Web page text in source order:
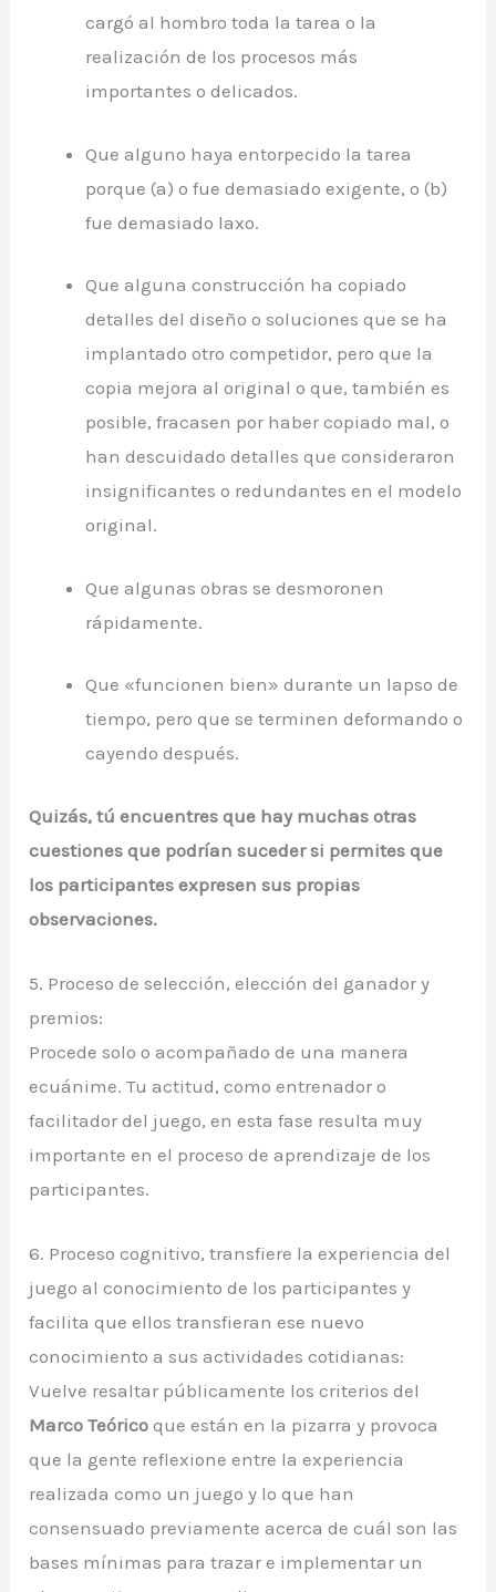
cargó al hombro toda la tarea o la
realización de los procesos más
importantes o delicados.
Que alguno haya entorpecido la tarea
porque (a) o fue demasiado exigente, o (b)
fue demasiado laxo.
Que alguna construcción ha copiado
detalles del diseño o soluciones que se ha
implantado otro competidor, pero que la
copia mejora al original o que, también es
posible, fracasen por haber copiado mal, o
han descuidado detalles que consideraron
insignificantes o redundantes en el modelo
original.
Que algunas obras se desmoronen
rápidamente.
Que «funcionen bien» durante un lapso de
tiempo, pero que se terminen deformando o
cayendo después.
Quizás, tú encuentres que hay muchas otras
cuestiones que podrían suceder si permites que
los participantes expresen sus propias
observaciones.
5. Proceso de selección, elección del ganador y
premios:
Procede solo o acompañado de una manera
ecuánime. Tu actitud, como entrenador o
facilitador del juego, en esta fase resulta muy
importante en el proceso de aprendizaje de los
participantes.
6. Proceso cognitivo, transfiere la experiencia del
juego al conocimiento de los participantes y
facilita que ellos transfieran ese nuevo
conocimiento a sus actividades cotidianas:
Vuelve resaltar públicamente los criterios del
Marco Teórico que están en la pizarra y provoca
que la gente reflexione entre la experiencia
realizada como un juego y lo que han
consensuado previamente acerca de cuál son las
bases mínimas para trazar e implementar un